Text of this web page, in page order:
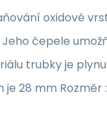
oxidové
čepele
trubky je
28 mm Rozměr